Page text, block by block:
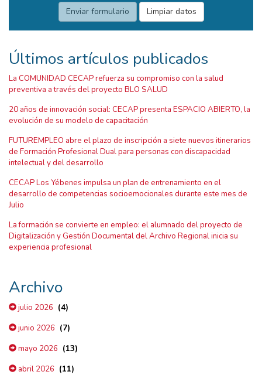
Últimos artículos publicados
La COMUNIDAD CECAP refuerza su compromiso con la salud
preventiva a través del proyecto BLO SALUD
20 años de innovación social: CECAP presenta ESPACIO ABIERTO, la
evolución de su modelo de capacitación
FUTUREMPLEO abre el plazo de inscripción a siete nuevos itinerarios
de Formación Profesional Dual para personas con discapacidad
intelectual y del desarrollo
CECAP Los Yébenes impulsa un plan de entrenamiento en el
desarrollo de competencias socioemocionales durante este mes de
Julio
La formación se convierte en empleo: el alumnado del proyecto de
Digitalización y Gestión Documental del Archivo Regional inicia su
experiencia profesional
Archivo
julio 2026 (4)
junio 2026 (7)
mayo 2026 (13)
abril 2026 (11)